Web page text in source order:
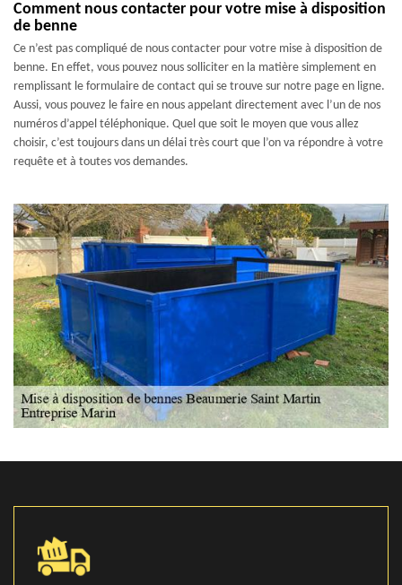
Comment nous contacter pour votre mise à disposition
de benne
Ce n’est pas compliqué de nous contacter pour votre mise à disposition de
benne. En effet, vous pouvez nous solliciter en la matière simplement en
remplissant le formulaire de contact qui se trouve sur notre page en ligne.
Aussi, vous pouvez le faire en nous appelant directement avec l’un de nos
numéros d’appel téléphonique. Quel que soit le moyen que vous allez
choisir, c’est toujours dans un délai très court que l’on va répondre à votre
requête et à toutes vos demandes.